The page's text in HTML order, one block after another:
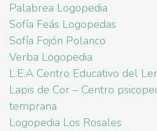
Palabrea Logopedia
Sofía Feás Logopedas
Sofía Fojón Polanco
Verba Logopedia
L.E.A Centro Educativo del
Lapis de Cor – Centro
temprana
Logopedia Los Rosales